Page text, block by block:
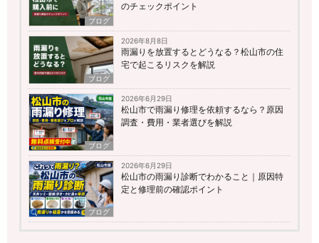
ブログ
のチェックポイント
ブログ
2026年8月8日
雨漏りを放置するとどうなる？松山市の住
宅で起こるリスクを解説
ブログ
2026年6月29日
松山市で雨漏り修理を依頼するなら？原因
調査・費用・業者選びを解説
ブログ
2026年6月29日
松山市の雨漏り診断でわかること｜原因特
定と修理前の確認ポイント